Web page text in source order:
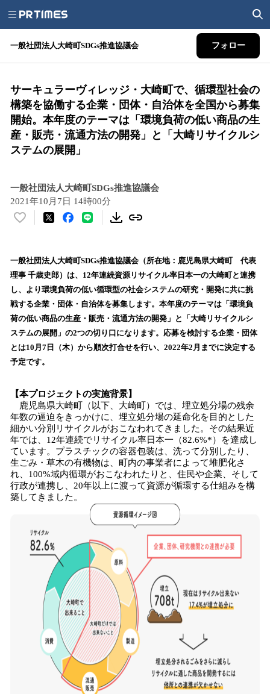
一般社団法人大崎町SDGs推進協議会 フォロー
サーキュラーヴィレッジ・大崎町で、循環型社会の
構築を協働する企業・団体・自治体を全国から募集
開始。本年度のテーマは「環境負荷の低い商品の生
産・販売・流通方法の開発」と「大崎リサイクルシ
ステムの展開」
一般社団法人大崎町SDGs推進協議会
2021年10月7日 14時00分
い
！
数
を
読
み
込
み
中
で
一般社団法人大崎町SDGs推進協議会（所在地：鹿児島県大崎町 代表
理事 千歳史郎）は、12年連続資源リサイクル率日本一の大崎町と連携
し、より環境負荷の低い循環型の社会システムの研究・開発に共に挑
戦する企業・団体・自治体を募集します。本年度のテーマは「環境負
荷の低い商品の生産・販売・流通方法の開発」と「大崎リサイクルシ
ステムの展開」の2つの切り口になります。応募を検討する企業・団体
とは10月7日（木）から順次打合せを行い、2022年2月までに決定する
予定です。
【本プロジェクトの実施背景】
鹿児島県大崎町（以下、大崎町）では、埋立処分場の残余
年数の逼迫をきっかけに、埋立処分場の延命化を目的とした
細かい分別リサイクルがおこなわれてきました。その結果近
年では、12年連続でリサイクル率日本一（82.6%*）を達成し
ています。プラスチックの容器包装は、洗って分別したり、
生ごみ・草木の有機物は、町内の事業者によって堆肥化さ
れ、100%域内循環がおこなわれたりと、住民や企業、そして
行政が連携し、20年以上に渡って資源が循環する仕組みを構
築してきました。